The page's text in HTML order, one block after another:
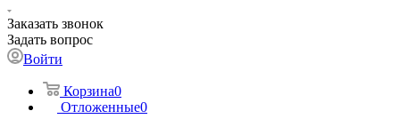
Заказать звонок
Задать вопрос
Войти
Корзина0
Отложенные0